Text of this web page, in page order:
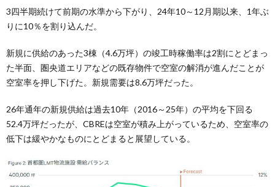
3四半期続けて前期の水準から下がり、24年10～12月期以来、1年ぶ
りに10％を割り込んだ。
新規に供給のあった3棟（4.6万坪）の竣工時稼働率は2割にとどまっ
た半面、圏央道エリアなどの既存物件で空室の解消が進んだことが
空室率を押し下げた。新規需要は8.6万坪だった。
26年通年の新規供給は過去10年（2016～25年）の平均を下回る
52.4万坪だったが、CBREは空室が積み上がっているため、空室率の
低下は緩やかなものにとどまると展望している。